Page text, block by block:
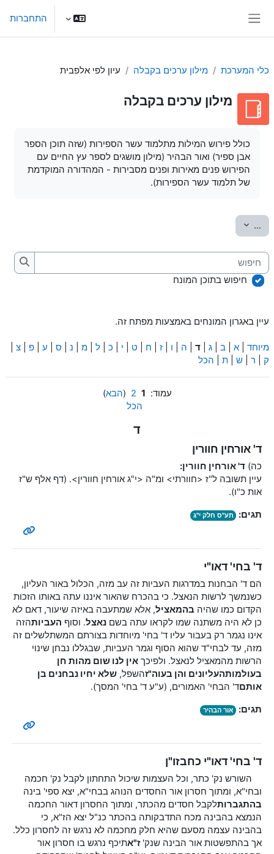
התחברות
כלי המערכת מילון ערכים בקבלה עיון לפי אלפבית
מילון ערכים בקבלה
כולל פירוש המילות מתלמוד עשר הספירות (שזה תוכן הספר
אבן ספיר) ואור הבהיר (מילון מושגים לספר עץ החיים עם
הפירוש פנים מאירות ופנים מסבירות - המהדורה המוקדמת
של תלמוד עשר הספירות).
... יצוא מונחים
חיפוש
חיפוש
חיפוש בתוכן המונח
עיין באגרון המונחים באמצעות מפתח זה.
מיוחד א ב ג ד ה ו ז ח ט י כ ל מ נ ס ע פ צ
ק
ר ש ת הכל
עמוד: 1
2
(הבא)
הכל
ד
ד' אורחין חוורין
כה) ד' אורחין חוורין:
עיין תשובה ל"ז <חוורתי> ומ"ה <י"ג אורחין חוורין>. (דף אלף ש"ז
אות כ"ו).
תגים: תע"ס חלק י"ג
ד' בחי' דאו"י
הם ד' הבחנות במדרגות העביות זה עב מזה, הכלול באור העליון,
כשנמשך לרשות הנאצל. כי בהכרח שהאור איננו עתה באותו הזכות
הקדום כמו שהיה בהמאציל, אלא שמתעבה באיזה שיעור, דאם לא
כן לא היה משתנה שמו לקראו עתה בשם נאצל. וסוף העביותהזה
אינו נגמר רק בעבור עליו ד' בחי' מיוחדות בצורתם המשתלשלים זה
מזה, עד לבחי"ד שהוא הסוף וגמר העביות, שבגללו נבחן שינוי
הרשות מהמאציל לנאצל. ולפיכך אין לנו שום מהות חן
בעולמותהעליונים והן בעוה"זהשפל, שלא יחיו נבחנים בן
אותםד' הבחי' האמורים, (ע"ע ד' בחי' המסך).
תגים: אור הבהיר
ד' בחי' דאו"י כחבזו"ן
השורש נק' כתר, וכל העצמות שיכול התחתון לקבל נק' חכמה
ובחי"א, ומתוך חסרון אור החסדים הנוהג בבחי"א, יצא ספי' בינה
בהתגברותלקבל חסדים מהכתר, ומתוך החסרון דאור החכמה
הנמצא בהבינה מכח התדבקותה בהכתר כנ"ל יצא הז"א, כי
בהבינה עצמה מסעם שהיא חלק מחכמה לא נרגש זה לחסרון כלל.
אך בהתפשטות אור הבינה שנק'ז"אתיכף נרגש בו חסרון אור